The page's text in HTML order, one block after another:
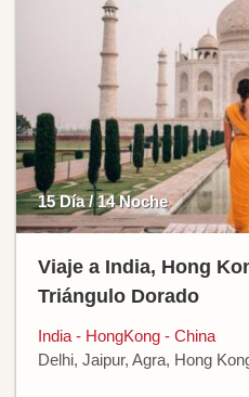
15 Día / 14 Noche
Viaje a India, Hong
Triángulo Dorado
India - HongKong - China
Delhi, Jaipur, Agra, Hong